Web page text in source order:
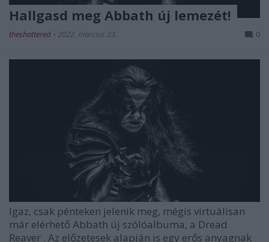
Hallgasd meg Abbath új lemezét!
theshattered • 2022. március 23. 0
Igaz, csak pénteken jelenik meg, mégis virtuálisan
már elérhető Abbath új szólóalbuma, a Dread
Reaver . Az előzetesek alapján is egy erős anyagnak